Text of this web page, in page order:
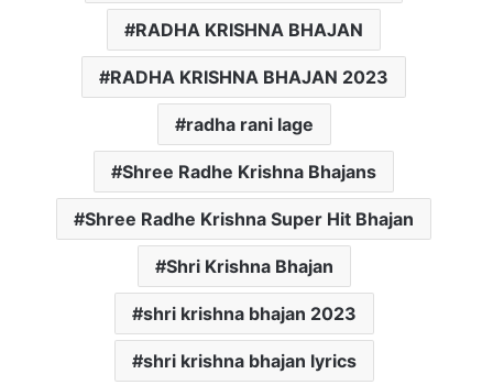
RADHA KRISHNA BHAJAN
RADHA KRISHNA BHAJAN 2023
radha rani lage
Shree Radhe Krishna Bhajans
Shree Radhe Krishna Super Hit Bhajan
Shri Krishna Bhajan
shri krishna bhajan 2023
shri krishna bhajan lyrics